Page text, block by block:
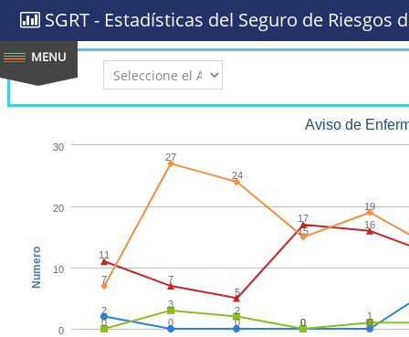
SGRT - Estadísticas del Seguro de Riesgos
Numero
Aviso de
2
0
0 0 0
11
7
5
17
16
0
3
2
0
1
7
27
24
15
19
0
10
20
30